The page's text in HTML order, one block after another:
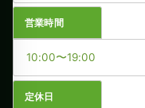
営業時間
10:00〜19:00
定休日